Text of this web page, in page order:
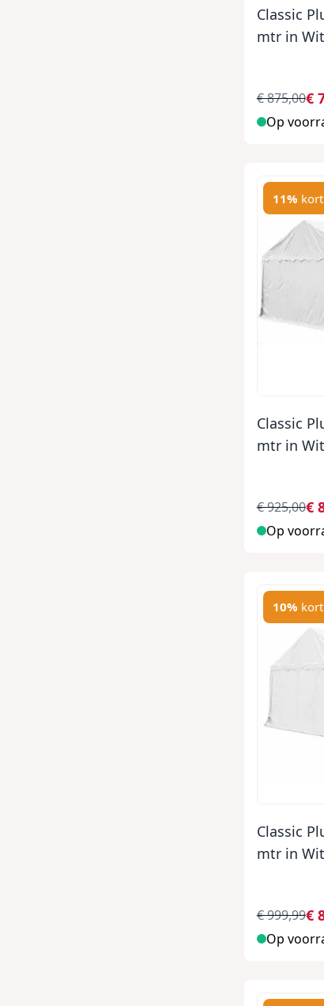
Classic
mtr in Wit
€
€ 875,00
Op
11%
Classic
mtr in Wit
€
€ 925,00
Op
10%
Classic
mtr in Wit
€
€ 999,99
Op